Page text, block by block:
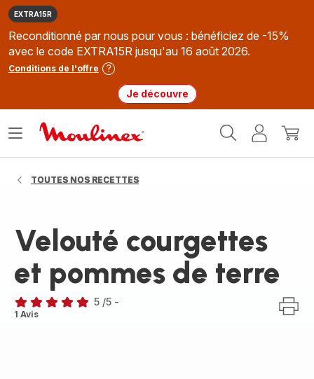
EXTRA15R
Reconditionné par nous pour vous : bénéficiez de -15%
avec le code EXTRA15R jusqu'au 16 août 2026.
Conditions de l'offre
Je découvre
MonMon
Ouvrir
TOUTES NOS RECETTES
Velouté courgettes
et pommes de terre
Avis
5 /5 -
1 Avis